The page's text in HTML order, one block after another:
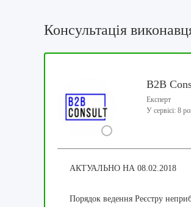
Консультація
B2B
Експерт
У сервісі: 8
АКТУАЛЬНО НА 08.02.2018
Порядок ведення Реєстру